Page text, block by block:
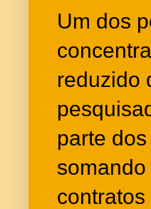
Um dos
reduzido
parte